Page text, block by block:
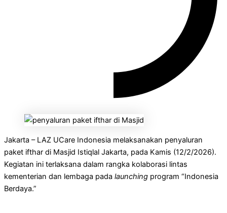
Jakarta – LAZ UCare Indonesia melaksanakan penyaluran
paket ifthar di Masjid Istiqlal Jakarta, pada Kamis (12/2/2026).
Kegiatan ini terlaksana dalam rangka kolaborasi lintas
kementerian dan lembaga pada launching program “Indonesia
Berdaya.”